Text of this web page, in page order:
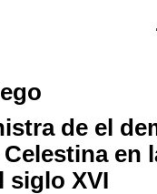
de el
en
siglo XVI